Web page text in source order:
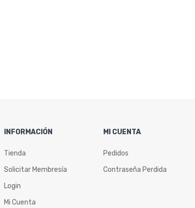
INFORMACIÓN
Tienda
Solicitar Membresía
Login
Mi Cuenta
MI CUENTA
Pedidos
Contraseña Perdida